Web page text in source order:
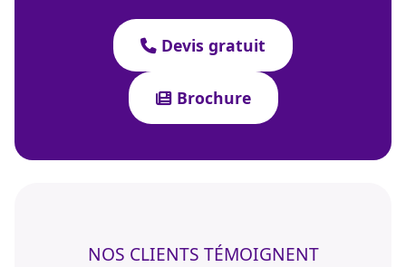
Devis gratuit
Brochure
NOS CLIENTS TÉMOIGNENT